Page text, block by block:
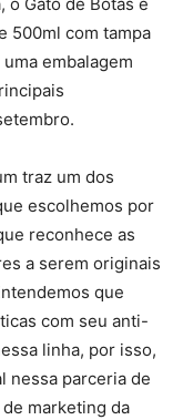
500ml com tampa
embalagem
traz um dos
escolhemos por
reconhece as
a serem originais
que
com seu anti-
linha, por isso,
nessa parceria de
marketing da